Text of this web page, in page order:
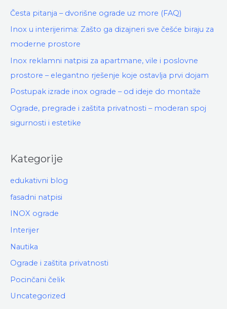
Česta pitanja – dvorišne ograde uz more (FAQ)
Inox u interijerima: Zašto ga dizajneri sve češće biraju za
moderne prostore
Inox reklamni natpisi za apartmane, vile i poslovne
prostore – elegantno rješenje koje ostavlja prvi dojam
Postupak izrade inox ograde – od ideje do montaže
Ograde, pregrade i zaštita privatnosti – moderan spoj
sigurnosti i estetike
Kategorije
edukativni blog
fasadni natpisi
INOX ograde
Interijer
Nautika
Ograde i zaštita privatnosti
Pocinčani čelik
Uncategorized